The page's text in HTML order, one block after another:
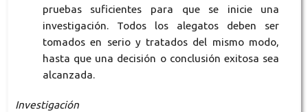
pruebas suficientes para que se inicie una
investigación. Todos los alegatos deben ser
tomados en serio y tratados del mismo modo,
hasta que una decisión o conclusión exitosa sea
alcanzada.
Investigación